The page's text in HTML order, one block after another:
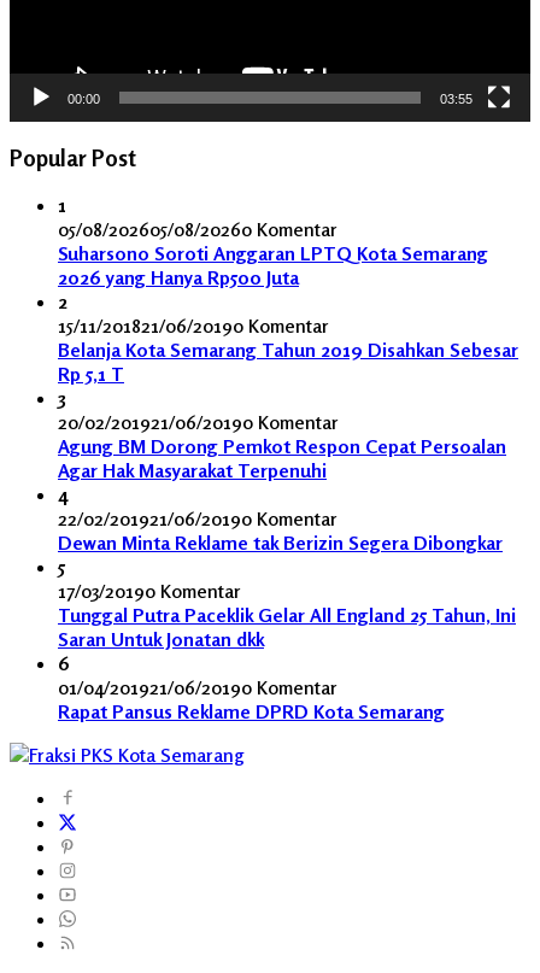
00:00 03:55
Popular Post
1
05/08/202605/08/20260 Komentar
Suharsono Soroti Anggaran LPTQ Kota Semarang
2026 yang Hanya Rp500 Juta
2
15/11/201821/06/20190 Komentar
Belanja Kota Semarang Tahun 2019 Disahkan Sebesar
Rp 5,1 T
3
20/02/201921/06/20190 Komentar
Agung BM Dorong Pemkot Respon Cepat Persoalan
Agar Hak Masyarakat Terpenuhi
4
22/02/201921/06/20190 Komentar
Dewan Minta Reklame tak Berizin Segera Dibongkar
5
17/03/20190 Komentar
Tunggal Putra Paceklik Gelar All England 25 Tahun, Ini
Saran Untuk Jonatan dkk
6
01/04/201921/06/20190 Komentar
Rapat Pansus Reklame DPRD Kota Semarang